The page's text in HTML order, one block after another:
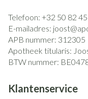
Telefoon: +32 50 82
E-mailadres: joost@
APB nummer: 312305
Apotheek titularis:
BTW nummer:
Klantenservice